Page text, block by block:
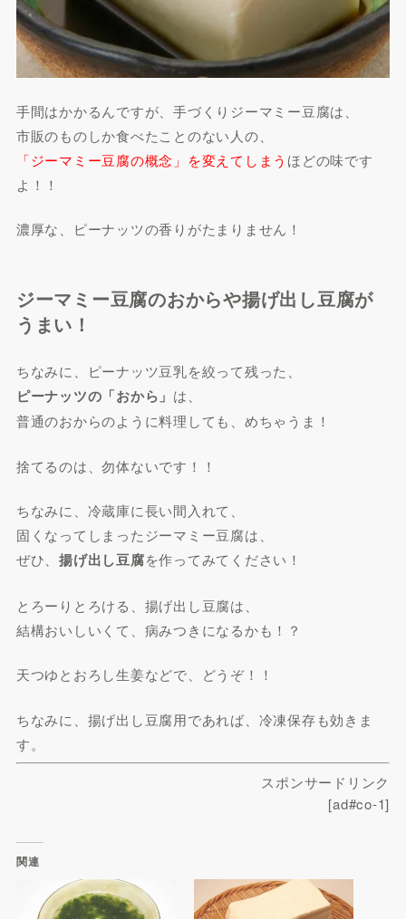
手間はかかるんですが、手づくりジーマミー豆腐は、
市販のものしか食べたことのない人の、
「ジーマミー豆腐の概念」を変えてしまう ほどの味です
よ！！
濃厚な、ピーナッツの香りがたまりません！
ジーマミー豆腐のおからや揚げ出し豆腐が
うまい！
ちなみに、ピーナッツ豆乳を絞って残った、
ピーナッツの「おから」 は、
普通のおからのように料理しても、めちゃうま！
捨てるのは、勿体ないです！！
ちなみに、冷蔵庫に長い間入れて、
固くなってしまったジーマミー豆腐は、
ぜひ、揚げ出し豆腐を作ってみてください！
とろーりとろける、揚げ出し豆腐は、
結構おいしいくて、病みつきになるかも！？
天つゆとおろし生姜などで、どうぞ！！
ちなみに、揚げ出し豆腐用であれば、冷凍保存も効きま
す。
スポンサードリンク
[ad#co-1]
関連